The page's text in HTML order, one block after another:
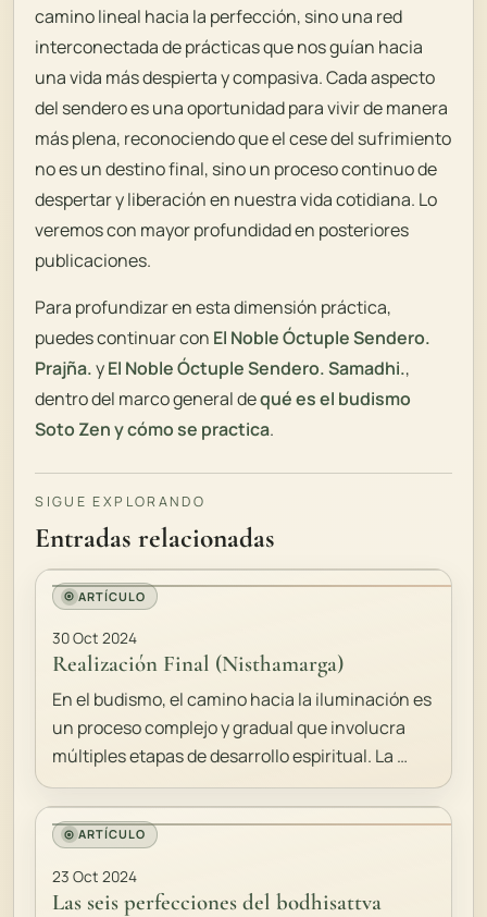
camino lineal hacia la perfección, sino una red
interconectada de prácticas que nos guían hacia
una vida más despierta y compasiva. Cada aspecto
del sendero es una oportunidad para vivir de manera
más plena, reconociendo que el cese del sufrimiento
no es un destino final, sino un proceso continuo de
despertar y liberación en nuestra vida cotidiana. Lo
veremos con mayor profundidad en posteriores
publicaciones.
Para profundizar en esta dimensión práctica,
puedes continuar con El Noble Óctuple Sendero.
Prajña.yEl Noble Óctuple Sendero. Samadhi.,
dentro del marco general dequé es el budismo
Soto Zen y cómo se practica.
SIGUE EXPLORANDO
Entradas relacionadas
ARTÍCULO
30 Oct 2024
Realización Final (Nisthamarga)
En el budismo, el camino hacia la iluminación es
un proceso complejo y gradual que involucra
múltiples etapas de desarrollo espiritual. La …
ARTÍCULO
23 Oct 2024
Las seis perfecciones del bodhisattva